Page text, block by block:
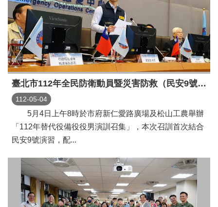
臺北市112年全民防衛動員暨災害防救（民安9號）演習
112-05-04
5月4日上午8時於市府新仁愛路廣場及松山工農舉辦
「112年替代役備役役男演訓召集」，本次召訓首次結合
民安9號演習，配...